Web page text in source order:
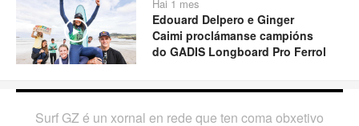
Play
Hai 1 mes
Edouard Delpero e Ginger
Caimi proclámanse campións
do GADIS Longboard Pro Ferrol
Surf GZ é un xornal en rede que ten coma obxetivo